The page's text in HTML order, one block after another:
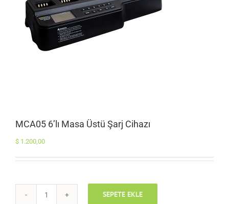
MCA05 6’lı Masa Üstü Şarj Cihazı
$ 1.200,00
MCA05
SEPETE EKLE